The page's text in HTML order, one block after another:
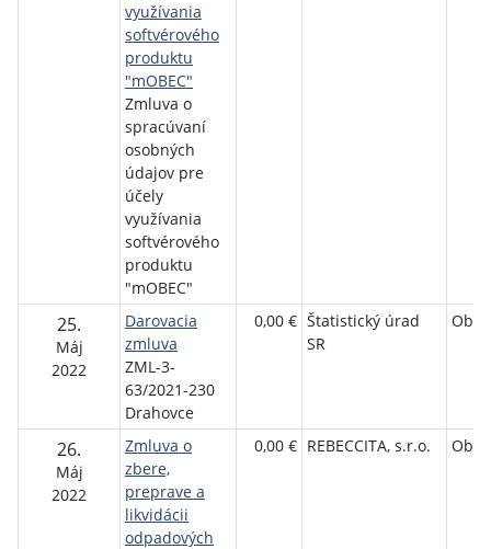
využívania
softvérového
produktu
"mOBEC"
Zmluva o
spracúvaní
osobných
údajov pre
účely
využívania
softvérového
produktu
"mOBEC"
25.
Máj
2022
Darovacia
zmluva
ZML-3-
63/2021-230
Drahovce
0,00 € Štatistický úrad
SR
26.
Máj
2022
Zmluva o
zbere,
preprave a
likvidácii
odpadových
0,00 € REBECCITA, s.r.o.